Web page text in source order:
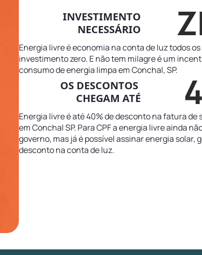
INVESTIMENTO
NECESSÁRIO
Energia livre é economia na conta de luz todos
investimento zero. E não tem milagre é um
consumo de energia limpa em Conchal, SP.
OS DESCONTOS
CHEGAM ATÉ
Energia livre é até 40% de desconto na fatura de
em Conchal SP. Para CPF a energia livre ainda
governo, mas já é possível assinar energia solar,
desconto na conta de luz.